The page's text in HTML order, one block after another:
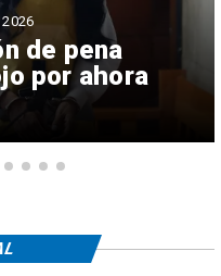
de pena
por ahora